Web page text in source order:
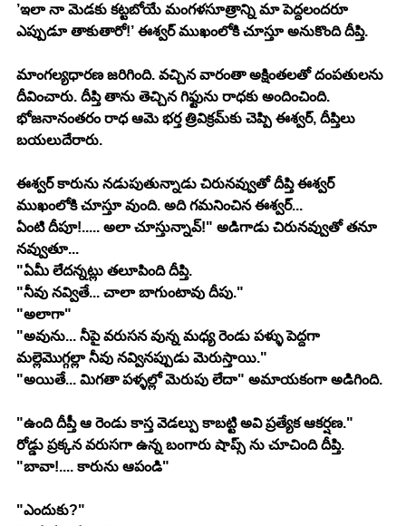
’ఇలా నా మెడకు కట్టబోయే మంగళసూత్రాన్ని మా పెద్దలందరూ
ఎప్పుడూ తాకుతారో!’ ఈశ్వర్ ముఖంలోకి చూస్తూ అనుకొంది దీప్తి.
మాంగల్యధారణ జరిగింది. వచ్చిన వారంతా అక్షింతలతో దంపతులను
దీవించారు. దీప్తి తాను తెచ్చిన గిఫ్టును రాధకు అందించింది.
భోజనానంతరం రాధ ఆమె భర్త త్రివిక్రమ్‍కు చెప్పి ఈశ్వర్, దీప్తిలు
బయలుదేరారు.
ఈశ్వర్ కారును నడుపుతున్నాడు చిరునవ్వుతో దీప్తి ఈశ్వర్
ముఖంలోకి చూస్తూ వుంది. అది గమనించిన ఈశ్వర్...
ఏంటి దీపూ!..... అలా చూస్తున్నావ్!" అడిగాడు చిరునవ్వుతో తనూ
నవ్వుతూ...
"ఏమీ లేదన్నట్లు తలూపింది దీప్తి.
"నీవు నవ్వితే... చాలా బాగుంటావు దీపు."
"అలాగా"
"అవును... నీపై వరుసన వున్న మధ్య రెండు పళ్ళు పెద్దగా
మల్లెమొగ్గల్లా నీవు నవ్వినప్పుడు మెరుస్తాయి."
"అయితే... మిగతా పళ్ళల్లో మెరుపు లేదా" అమాయకంగా అడిగింది.
"ఉంది దీప్తీ ఆ రెండు కాస్త వెడల్పు కాబట్టి అవి ప్రత్యేక ఆకర్షణ."
రోడ్డు ప్రక్కన వరుసగా ఉన్న బంగారు షాప్స్ ను చూచింది దీప్తి.
"బావా!.... కారును ఆపండి"
"ఎందుకు?"